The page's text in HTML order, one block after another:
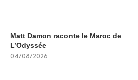
Matt Damon raconte le Maroc de
L’Odyssée
04/08/2026